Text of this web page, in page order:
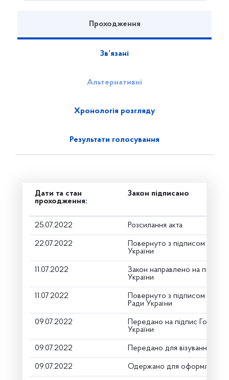
Проходження
Зв’язані
Альтернативні
Хронологія розгляду
Результати голосування
Дати та стан
проходження:
Закон підписано
25.07.2022 Розсилання акта
22.07.2022
Повернуто з підписом від
України
11.07.2022
Закон направлено на підпис
України
11.07.2022
Повернуто з підписом
Ради України
09.07.2022
Передано на підпис Голові
України
09.07.2022 Передано для візування в
09.07.2022 Одержано для оформлення